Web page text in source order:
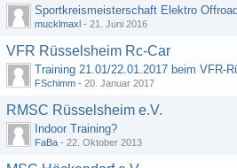
mucklmaxl - 21. Juni 2016
VFR Rüsselsheim Rc-Car
Training 21.01/22.01.2017 beim VFR-
FSchimm - 20. Januar 2017
RMSC Rüsselsheim e.V.
Indoor Training?
FaBa - 22. Oktober 2013